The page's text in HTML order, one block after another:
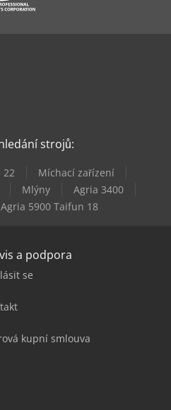
strojů:
22
Míchací zařízení
Mlýny
Agria 3400
Agria 5900 Taifun 18
a podpora
se
kupní smlouva